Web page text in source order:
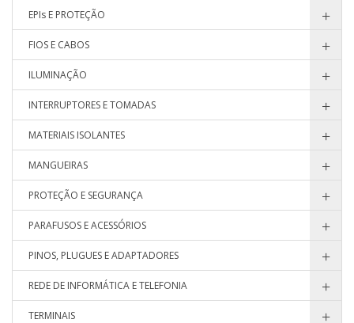
EPIs E PROTEÇÃO
FIOS E CABOS
ILUMINAÇÃO
INTERRUPTORES E TOMADAS
MATERIAIS ISOLANTES
MANGUEIRAS
PROTEÇÃO E SEGURANÇA
PARAFUSOS E ACESSÓRIOS
PINOS, PLUGUES E ADAPTADORES
REDE DE INFORMÁTICA E TELEFONIA
TERMINAIS